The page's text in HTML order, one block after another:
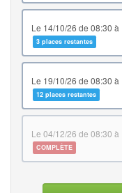
3 places restantes
12 places restantes
COMPLÈTE